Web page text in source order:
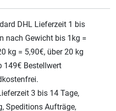
DHL Lieferzeit 1 bis
nach Gewicht bis 1kg =
kg = 5,90€, über 20 kg
149€ Bestellwert
3 bis 14 Tage,
Speditions Aufträge,